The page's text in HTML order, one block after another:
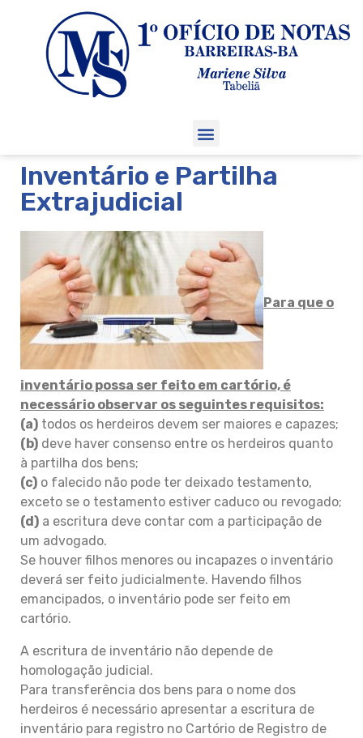
Inventário e Partilha
Extrajudicial
Para que o
inventário possa ser feito em cartório, é
necessário observar os seguintes requisitos:
(a) todos os herdeiros devem ser maiores e capazes;
(b) deve haver consenso entre os herdeiros quanto
à partilha dos bens;
(c) o falecido não pode ter deixado testamento,
exceto se o testamento estiver caduco ou revogado;
(d) a escritura deve contar com a participação de
um advogado.
Se houver filhos menores ou incapazes o inventário
deverá ser feito judicialmente. Havendo filhos
emancipados, o inventário pode ser feito em
cartório.
A escritura de inventário não depende de
homologação judicial.
Para transferência dos bens para o nome dos
herdeiros é necessário apresentar a escritura de
inventário para registro no Cartório de Registro de